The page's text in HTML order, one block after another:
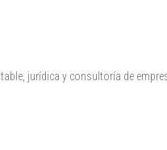
jurídica y consultoría de